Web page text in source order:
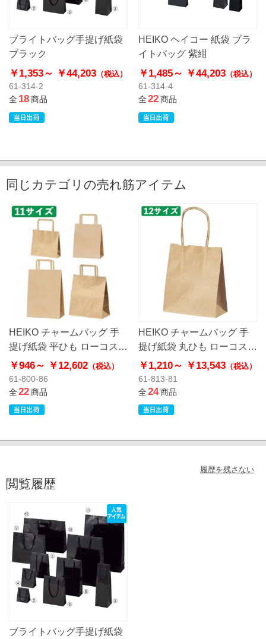
ブライトバッグ手提げ紙袋
ブラック
￥1,353～ ￥44,203 （税込）
61-314-2
全18商品
HEIKO ヘイコー 紙袋 ブラ
イトバッグ 紫紺
￥1,485～ ￥44,203（税込）
61-314-4
全22商品
同じカテゴリの売れ筋アイテム
HEIKO チャームバッグ 手
提げ紙袋 平ひも ローコスト
タイプ 茶無地
￥946～ ￥12,602 （税込）
61-800-86
全22商品
HEIKO チャームバッグ 手
提げ紙袋 丸ひも ローコスト
タイプ 茶無地
￥1,210～ ￥13,543（税込）
61-813-81
全24商品
履歴を残さない
閲覧履歴
ブライトバッグ手提げ紙袋